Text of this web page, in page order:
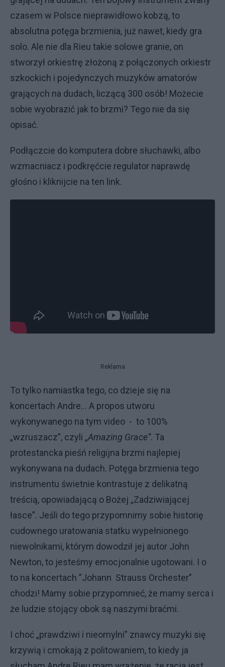
czasem w Polsce nieprawidłowo kobzą, to
absolutna potęga brzmienia, już nawet, kiedy gra
solo. Ale nie dla Rieu takie solowe granie, on
stworzył orkiestrę złożoną z połączonych orkiestr
szkockich i pojedynczych muzyków amatorów
grających na dudach, liczącą 300 osób! Możecie
sobie wyobrazić jak to brzmi? Tego nie da się
opisać.
Podłączcie do komputera dobre słuchawki, albo
wzmacniacz i podkręćcie regulator naprawdę
głośno i kliknijcie na ten link.
Reklama
To tylko namiastka tego, co dzieje się na
koncertach Andre… A propos utworu
wykonywanego na tym video - to 100%
„wzruszacz”, czyli „Amazing Grace”. Ta
protestancka pieśń religijna brzmi najlepiej
wykonywana na dudach. Potęga brzmienia tego
instrumentu świetnie kontrastuje z delikatną
treścią, opowiadającą o Bożej „Zadziwiającej
łasce”. Jeśli do tego przypomnimy sobie historię
cudownego uratowania statku wypełnionego
niewolnikami, którym dowodził jej autor John
Newton, to jesteśmy emocjonalnie ugotowani. I o
to na koncertach ”Johann Strauss Orchester”
chodzi! Mamy sobie przypomnieć, że mamy serca i
że ludzie stojący obok są naszymi braćmi.
I choć „prawdziwi i nieomylni” znawcy muzyki się
krzywią i cmokają z politowaniem, to kiedy ja